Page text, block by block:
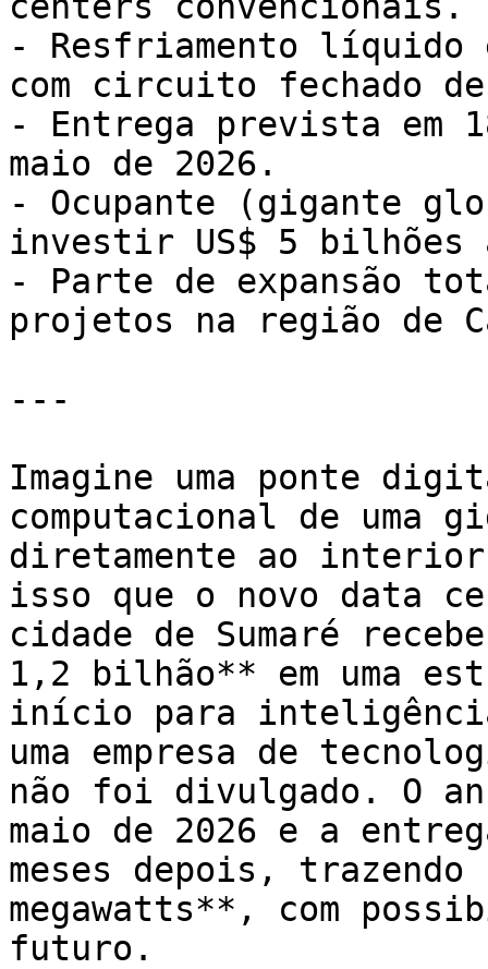
- Resfriamento líquido
com circuito fechado
- Entrega prevista em
maio de 2026.
- Ocupante (gigante
investir US$ 5 bilhões
- Parte de expansão
projetos na região de
---
Imagine uma ponte
computacional de uma
diretamente ao interior
isso que o novo data
cidade de Sumaré
1,2 bilhão** em uma
início para
uma empresa de
não foi divulgado. O
maio de 2026 e a
meses depois,
megawatts**, com
futuro.